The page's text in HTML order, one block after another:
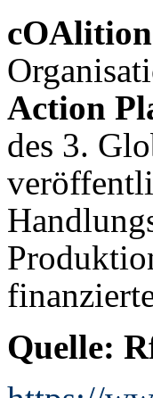
cOAlition
Action
des 3.
Quelle: